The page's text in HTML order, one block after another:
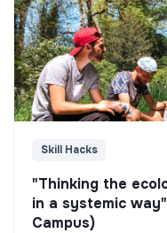
Skill Hacks
"Thinking the
in a systemic
Campus)